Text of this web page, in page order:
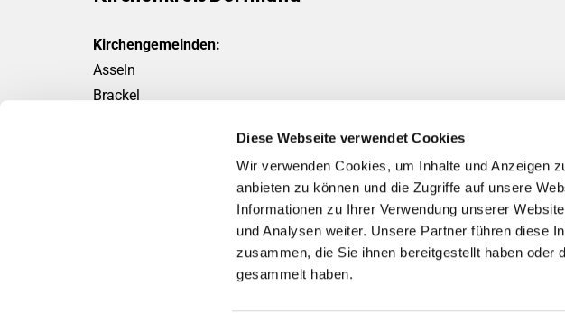
Diese Webseite verwendet Cookies
Wir verwenden Cookies, um Inhalte und Anzeigen
anbieten zu können und die Zugriffe auf unsere
Informationen zu Ihrer Verwendung unserer
und Analysen weiter. Unsere Partner führen diese
zusammen, die Sie ihnen bereitgestellt haben oder
gesammelt haben.
Kirchengemeinden:
Asseln
Brackel